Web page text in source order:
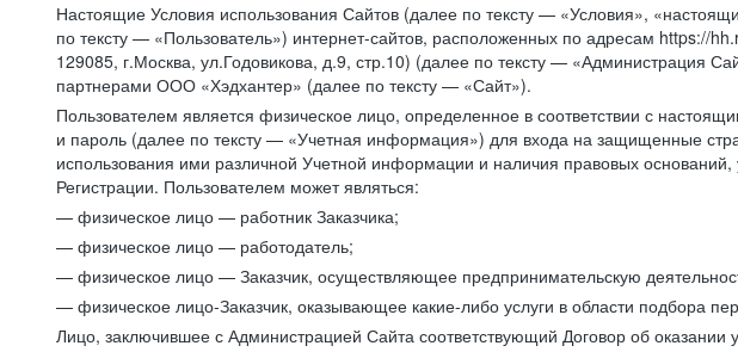
Настоящие Условия использования Сайтов (далее по тексту — «Условия»,
по тексту — «Пользователь») интернет-сайтов, расположенных по адресам
129085, г.Москва, ул.Годовикова, д.9, стр.10) (далее по тексту — «Администрация
партнерами ООО «Хэдхантер» (далее по тексту — «Сайт»).
Пользователем является физическое лицо, определенное в соответствии с
и пароль (далее по тексту — «Учетная информация») для входа на защищенные
использования ими различной Учетной информации и наличия правовых
Регистрации. Пользователем может являться:
— физическое лицо — работник Заказчика;
— физическое лицо — работодатель;
— физическое лицо — Заказчик, осуществляющее предпринимательскую
— физическое лицо-Заказчик, оказывающее какие-либо услуги в области подбора
Лицо, заключившее с Администрацией Сайта соответствующий Договор об оказании